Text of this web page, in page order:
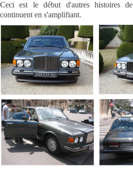
Ceci est le début d'autres histoires
continuent en s'amplifiant.